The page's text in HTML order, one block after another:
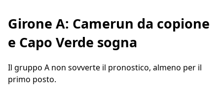
Girone A: Camerun da copione
e Capo Verde sogna
Il gruppo A non sovverte il pronostico, almeno per il
primo posto.